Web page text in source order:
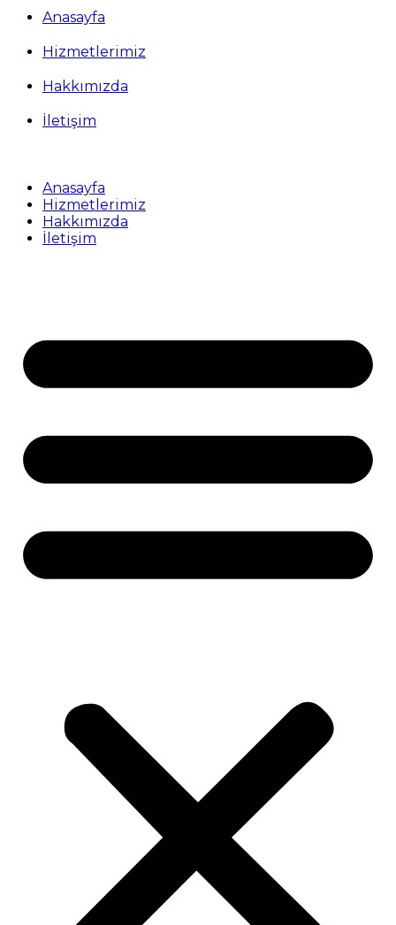
Anasayfa
Hizmetlerimiz
Hakkımızda
İletişim
Anasayfa
Hizmetlerimiz
Hakkımızda
İletişim